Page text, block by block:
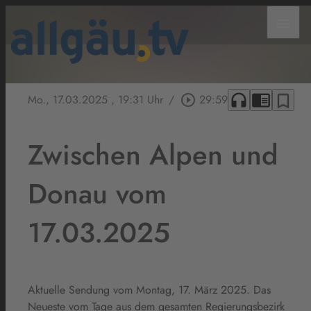
Mo., 17.03.2025 , 19:31 Uhr / play_circle_outline 29:59 headphones chrome_reader_mode bookmark_border
Zwischen Alpen und
Donau vom
17.03.2025
Aktuelle Sendung vom Montag, 17. März 2025. Das
Neueste vom Tage aus dem gesamten Regierungsbezirk